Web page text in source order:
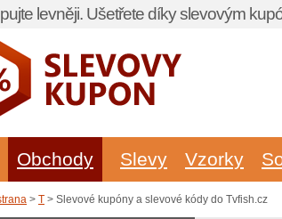
levněji. Ušetřete díky slevovým
Obchody Slevy Vzorky
> T > Slevové kupóny a slevové kódy do Tvfish.cz